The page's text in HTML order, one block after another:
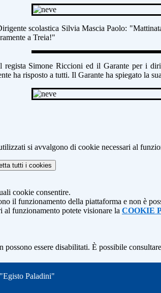
scolastica Silvia MasciaPaolo:
a Treia!"
regista Simone Riccioni ed ilGarante per i
ha risposto a tutti. Il Garante ha spiegato la
si avvalgono di cookie necessari al
tutti i cookies
cookie consentire.
il funzionamento della piattaforma e non è
al funzionamento potete visionare la COOKIE
essere disabilitati. È possibile
Paladini"